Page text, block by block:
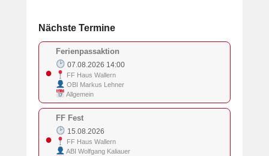
Nächste Termine
●
Ferienpassaktion
07.08.2026 14:00
FF Haus Wallern
OBI Markus Lehner
Allgemein
●
FF Fest
15.08.2026
FF Haus Wallern
ABI Wolfgang Kaliauer